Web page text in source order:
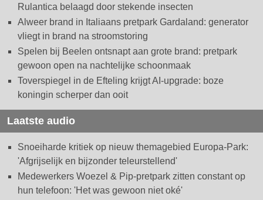
Rulantica belaagd door stekende insecten
Alweer brand in Italiaans pretpark Gardaland: generator
vliegt in brand na stroomstoring
Spelen bij Beelen ontsnapt aan grote brand: pretpark
gewoon open na nachtelijke schoonmaak
Toverspiegel in de Efteling krijgt AI-upgrade: boze
koningin scherper dan ooit
Laatste audio
Snoeiharde kritiek op nieuw themagebied Europa-Park:
'Afgrijselijk en bijzonder teleurstellend'
Medewerkers Woezel & Pip-pretpark zitten constant op
hun telefoon: 'Het was gewoon niet oké'